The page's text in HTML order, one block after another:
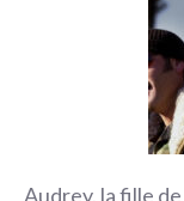
Audrey, la fille